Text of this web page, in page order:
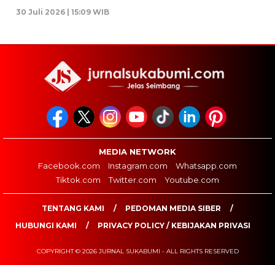
30 Juli 2026 | 15:09 WIB
MEDIA NETWORK
Facebook.com
Instagram.com
Whatsapp.com
Tiktok.com
Twitter.com Youtube.com
TENTANG KAMI
PEDOMAN MEDIA SIBER
HUBUNGI KAMI
PRIVACY POLICY / KEBIJAKAN PRIVASI
COPYRIGHT © 2026 JURNAL SUKABUMI - ALL RIGHTS RESERVED